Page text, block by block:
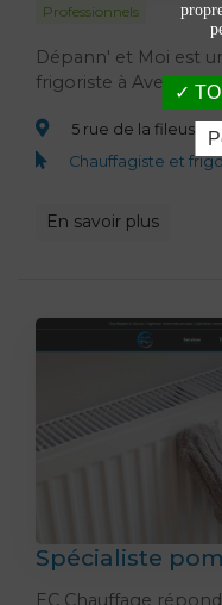
Professionnels
Dépann' et Moi est
frigoriste à Avesnes-
5 rue de la fileuse,
Chauffagiste et
En savoir plus
Spécialiste
EC Chauffage